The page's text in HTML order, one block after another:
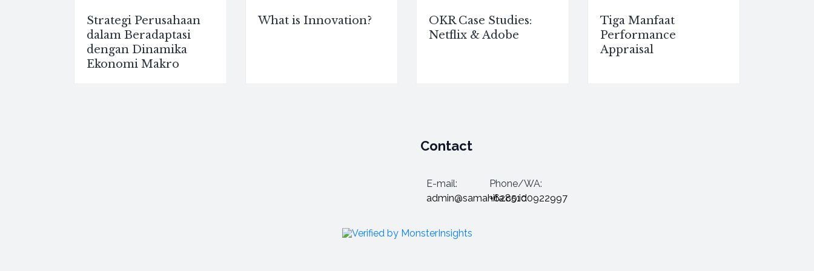
Strategi Perusahaan
dalam Beradaptasi
dengan Dinamika
Ekonomi Makro
What is Innovation?
OKR Case Studies:
Netflix & Adobe
Tiga Manfaat
Performance
Appraisal
Contact
E-mail:
admin@samahita.co.id
Phone/WA:
+6285100922997